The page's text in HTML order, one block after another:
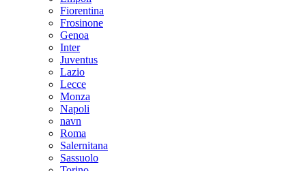
Fiorentina
Frosinone
Genoa
Inter
Juventus
Lazio
Lecce
Monza
Napoli
navn
Roma
Salernitana
Sassuolo